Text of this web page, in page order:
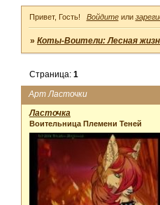
Привет, Гость! Войдитеили
»Коты-Воители: Лесная
Арт Ласточки
Страница:1
Ласточка
Воительница Племени Теней